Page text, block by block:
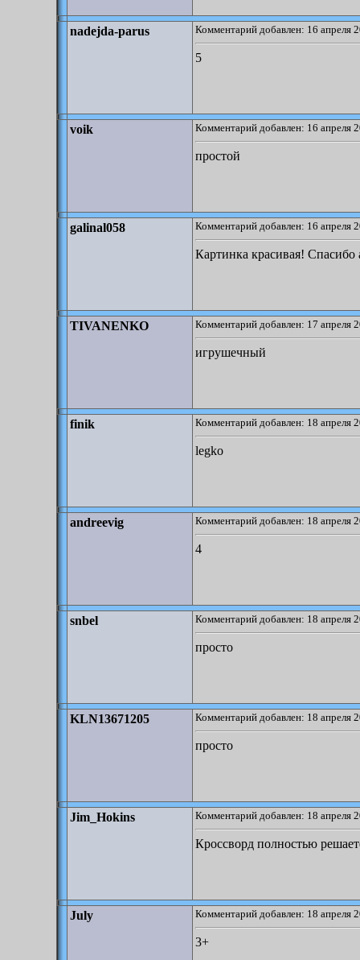
nadejda-parus Комментарий добавлен: 16 апреля
5
voik Комментарий добавлен: 16 апреля
простой
galinal058 Комментарий добавлен: 16 апреля
Картинка красивая! Спасибо
TIVANENKO Комментарий добавлен: 17 апреля
игрушечный
finik Комментарий добавлен: 18 апреля
legko
andreevig Комментарий добавлен: 18 апреля
4
snbel Комментарий добавлен: 18 апреля
просто
KLN13671205 Комментарий добавлен: 18 апреля
просто
Jim_Hokins Комментарий добавлен: 18 апреля
Кроссворд полностью
July Комментарий добавлен: 18 апреля
3+